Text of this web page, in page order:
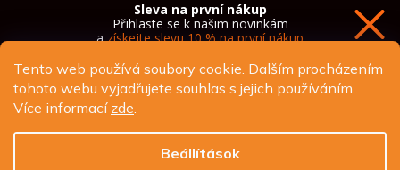
Tento web používá soubory cookie. Dalším procházením
tohoto webu vyjadřujete souhlas s jejich používáním..
Více informací zde.
Beállítások
Fejhallgatók és hangszórók
Copyright 2026ALIGATOR - telefony, chytré hodinky a
příslušenství
Süti beállítások szerkesztése
Shoptak.cz| Platforma
Sleva na první nákup
Přihlaste se k našim novinkám
azískejte slevu 10 % na první nákup